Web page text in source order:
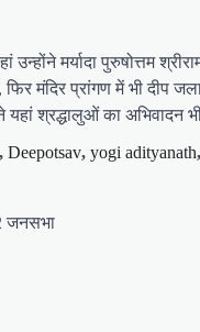
उन्होंने मर्यादा पुरुषोत्तम
फिर मंदिर प्रांगण में भी
श्रद्धालुओं का अभिवादन
, Deepotsav, yogi adityanath,
जनसभा